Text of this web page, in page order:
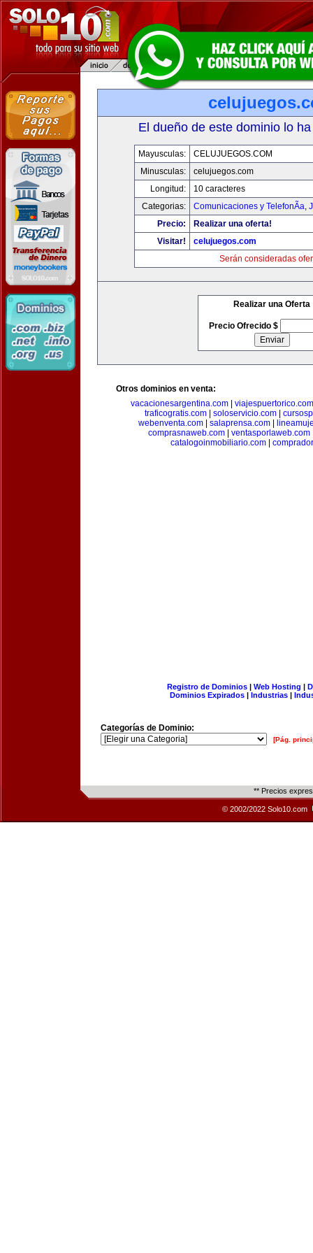
El dueño de este dominio lo
Mayusculas:
CELUJUEGOS.COM
Minusculas:
celujuegos.com
Longitud:
10 caracteres
Categorias:
Comunicaciones y TelefonÃ­a,
Precio:
Realizar una oferta!
Visitar!
celujuegos.com
Serán consideradas
Realizar una Oferta
Precio Ofrecido $
Otros dominios en venta:
vacacionesargentina.com
viajespuertorico.com
traficogratis.com| soloservicio.com|
webenventa.com
salaprensa.com
comprasnaweb.com
ventasporlaweb.com
catalogoinmobiliario.com|
Registro de Dominios| Web Hosting |
Dominios Expirados | Industrias |
Categorías de Dominio:
[Pág.
** Precios
© 2002/2022 Solo10.com